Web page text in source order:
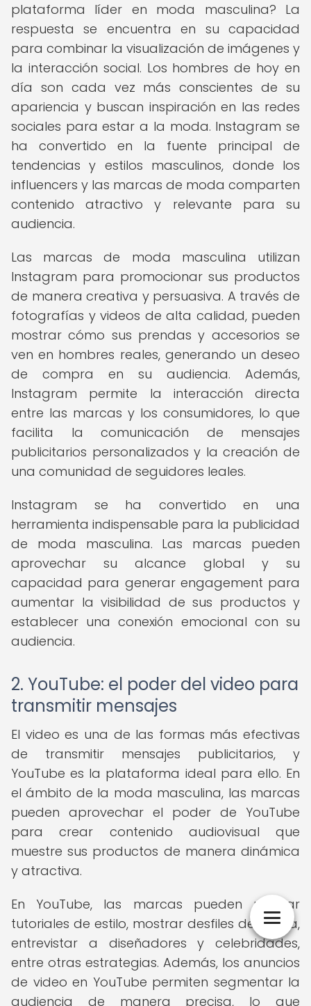
plataforma líder en moda masculina? La
respuesta se encuentra en su capacidad
para combinar la visualización de imágenes y
la interacción social. Los hombres de hoy en
día son cada vez más conscientes de su
apariencia y buscan inspiración en las redes
sociales para estar a la moda. Instagram se
ha convertido en la fuente principal de
tendencias y estilos masculinos, donde los
influencers y las marcas de moda comparten
contenido atractivo y relevante para su
audiencia.
Las marcas de moda masculina utilizan
Instagram para promocionar sus productos
de manera creativa y persuasiva. A través de
fotografías y videos de alta calidad, pueden
mostrar cómo sus prendas y accesorios se
ven en hombres reales, generando un deseo
de compra en su audiencia. Además,
Instagram permite la interacción directa
entre las marcas y los consumidores, lo que
facilita la comunicación de mensajes
publicitarios personalizados y la creación de
una comunidad de seguidores leales.
Instagram se ha convertido en una
herramienta indispensable para la publicidad
de moda masculina. Las marcas pueden
aprovechar su alcance global y su
capacidad para generar engagement para
aumentar la visibilidad de sus productos y
establecer una conexión emocional con su
audiencia.
2. YouTube: el poder del video para
transmitir mensajes
El video es una de las formas más efectivas
de transmitir mensajes publicitarios, y
YouTube es la plataforma ideal para ello. En
el ámbito de la moda masculina, las marcas
pueden aprovechar el poder de YouTube
para crear contenido audiovisual que
muestre sus productos de manera dinámica
y atractiva.
En YouTube, las marcas pueden realizar
tutoriales de estilo, mostrar desfiles de moda,
entrevistar a diseñadores y celebridades,
entre otras estrategias. Además, los anuncios
de video en YouTube permiten segmentar la
audiencia de manera precisa, lo que